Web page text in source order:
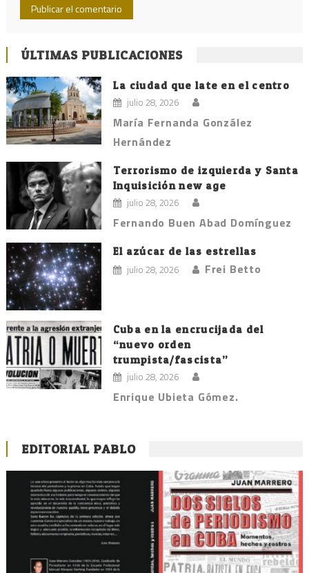
ÚLTIMAS PUBLICACIONES
La ciudad que late en el centro
julio 28, 2026
María Fernanda González
Hernández
Terrorismo de izquierda y Santa
Inquisición new age
julio 28, 2026
Fernando Buen Abad Domínguez
El azúcar de las estrellas
julio 28, 2026 Frei Betto
Cuba en la encrucijada del
“nuevo orden
trumpista/fascista”
julio 28, 2026
Enrique Ubieta Gómez.
EDITORIAL PABLO